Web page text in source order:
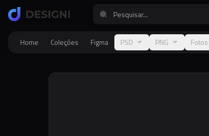
Home Coleções Figma PSD PNG Fotos